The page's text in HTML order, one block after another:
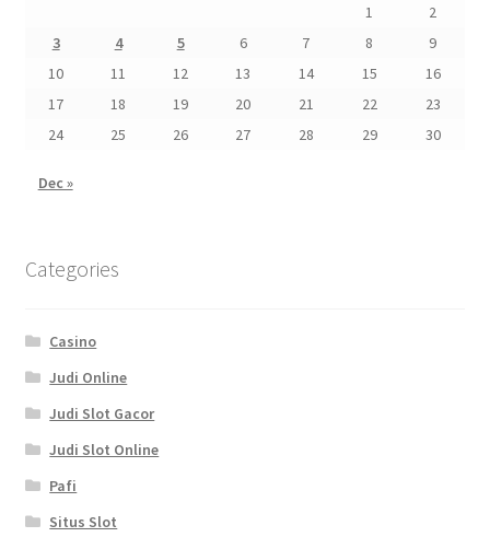
1
2
3
4 5 6 7 8
9
10
11 12 13 14 15
16
17
18 19 20 21 22
23
24
25 26 27 28 29 30
Dec »
Categories
Casino
Judi Online
Judi Slot Gacor
Judi Slot Online
Pafi
Situs Slot